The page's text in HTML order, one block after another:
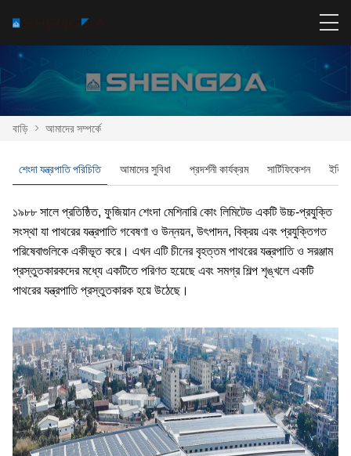
বাড়ি > আমাদের সম্পর্কে
শেংদা যন্ত্রপাতি পরিচিতি আমাদের সুবিধা প্রদর্শনী কার্যক্রম সার্টিফিকেশন
১৯৮৮ সালে প্রতিষ্ঠিত, ফুজিয়ান শেংদা মেশিনারি কোং লিমিটেড একটি উচ্চ-প্রযুক্তি
সংস্থা যা পাথরের যন্ত্রপাতি গবেষণা ও উন্নয়ন, উৎপাদন, বিক্রয় এবং প্রযুক্তিগত
পরিষেবাগুলিকে একীভূত করে। এখন এটি চীনের বৃহত্তম পাথরের যন্ত্রপাতি ও সরঞ্জাম
প্রস্তুতকারকদের মধ্যে একটিতে পরিণত হয়েছে এবং সমগ্র শিল্প শৃঙ্খলে একটি
পাথরের যন্ত্রপাতি প্রস্তুতকারক হয়ে উঠেছে।